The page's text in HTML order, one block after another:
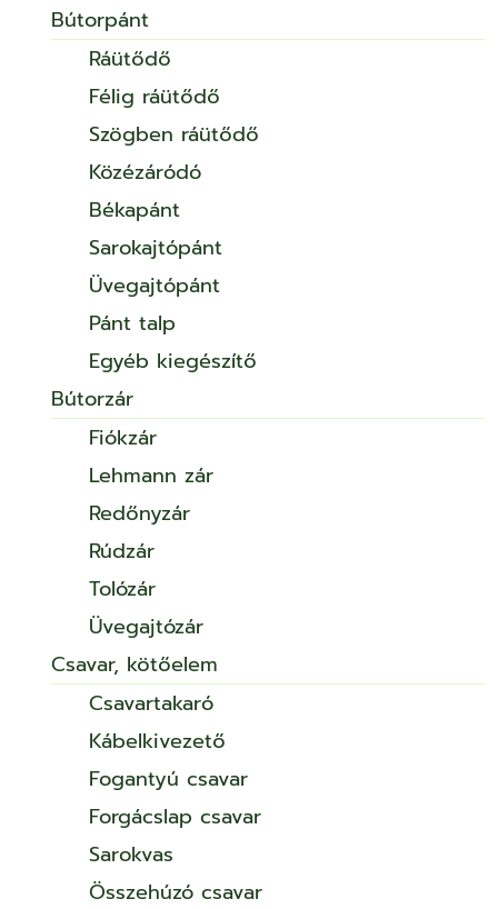
Bútorpánt
Ráütődő
Félig ráütődő
Szögben ráütődő
Közézáródó
Békapánt
Sarokajtópánt
Üvegajtópánt
Pánt talp
Egyéb kiegészítő
Bútorzár
Fiókzár
Lehmann zár
Redőnyzár
Rúdzár
Tolózár
Üvegajtózár
Csavar, kötőelem
Csavartakaró
Kábelkivezető
Fogantyú csavar
Forgácslap csavar
Sarokvas
Összehúzó csavar